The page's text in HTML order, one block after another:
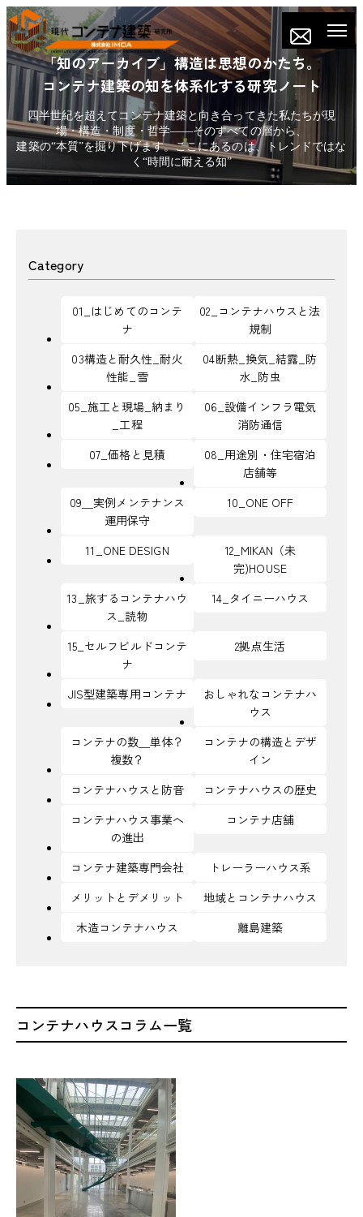
「知のアーカイブ」構造は思想のかたち。
コンテナ建築の知を体系化する研究ノート
四半世紀を超えてコンテナ建築と向き合ってきた私たちが現
場・構造・制度・哲学——そのすべての層から、
建築の“本質”を掘り下げます。ここにあるのは、トレンドではな
く“時間に耐える知”
Category
01_はじめてのコンテ
ナ
02_コンテナハウスと法
規制
03構造と耐久性_耐火
性能_雪
04断熱_換気_結露_防
水_防虫
05_施工と現場_納まり
_工程
06_設備インフラ電気
消防通信
07_価格と見積
08_用途別・住宅宿泊
店舗等
09＿実例メンテナンス
運用保守
10_ONE OFF
11_ONE DESIGN
12_MIKAN（未
完)HOUSE
13_旅するコンテナハウ
ス_読物
14_タイニーハウス
15_セルフビルドコンテ
ナ
2拠点生活
JIS型建築専用コンテナ
おしゃれなコンテナハ
ウス
コンテナの数＿単体？
複数？
コンテナの構造とデザ
イン
コンテナハウスと防音
コンテナハウスの歴史
コンテナハウス事業へ
の進出
コンテナ店舗
コンテナ建築専門会社
トレーラーハウス系
メリットとデメリット
地域とコンテナハウス
木造コンテナハウス
離島建築
コンテナハウスコラム一覧